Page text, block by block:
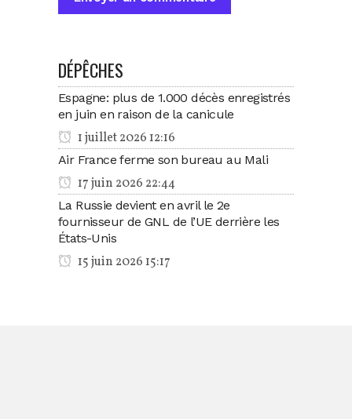
DÉPÊCHES
Espagne: plus de 1.000 décès enregistrés
en juin en raison de la canicule
1 juillet 2026 12:16
Air France ferme son bureau au Mali
17 juin 2026 22:44
La Russie devient en avril le 2e
fournisseur de GNL de l’UE derrière les
États-Unis
15 juin 2026 15:17